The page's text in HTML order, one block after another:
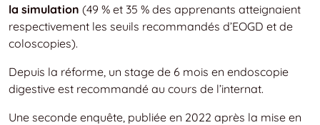
la simulation (49 % et 35 % des apprenants atteignaient
respectivement les seuils recommandés d’EOGD et de
coloscopies).
Depuis la réforme, un stage de 6 mois en endoscopie
digestive est recommandé au cours de l’internat.
Une seconde enquête, publiée en 2022 après la mise en